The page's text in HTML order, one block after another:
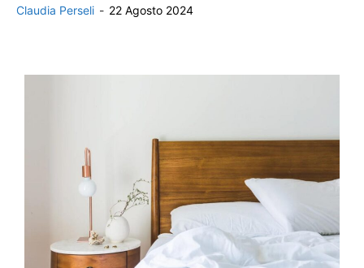
Claudia Perseli - 22 Agosto 2024